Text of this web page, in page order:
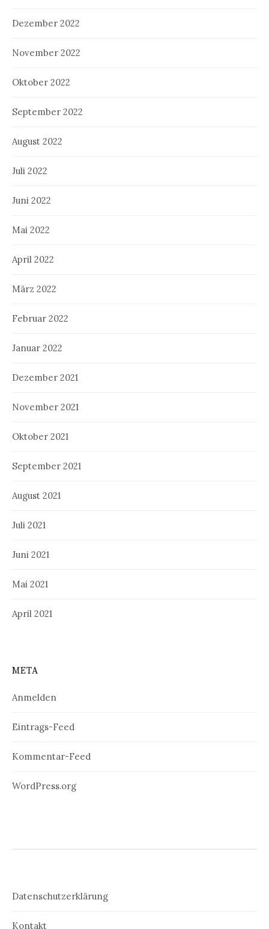
Dezember 2022
November 2022
Oktober 2022
September 2022
August 2022
Juli 2022
Juni 2022
Mai 2022
April 2022
März 2022
Februar 2022
Januar 2022
Dezember 2021
November 2021
Oktober 2021
September 2021
August 2021
Juli 2021
Juni 2021
Mai 2021
April 2021
META
Anmelden
Eintrags-Feed
Kommentar-Feed
WordPress.org
Datenschutzerklärung
Kontakt